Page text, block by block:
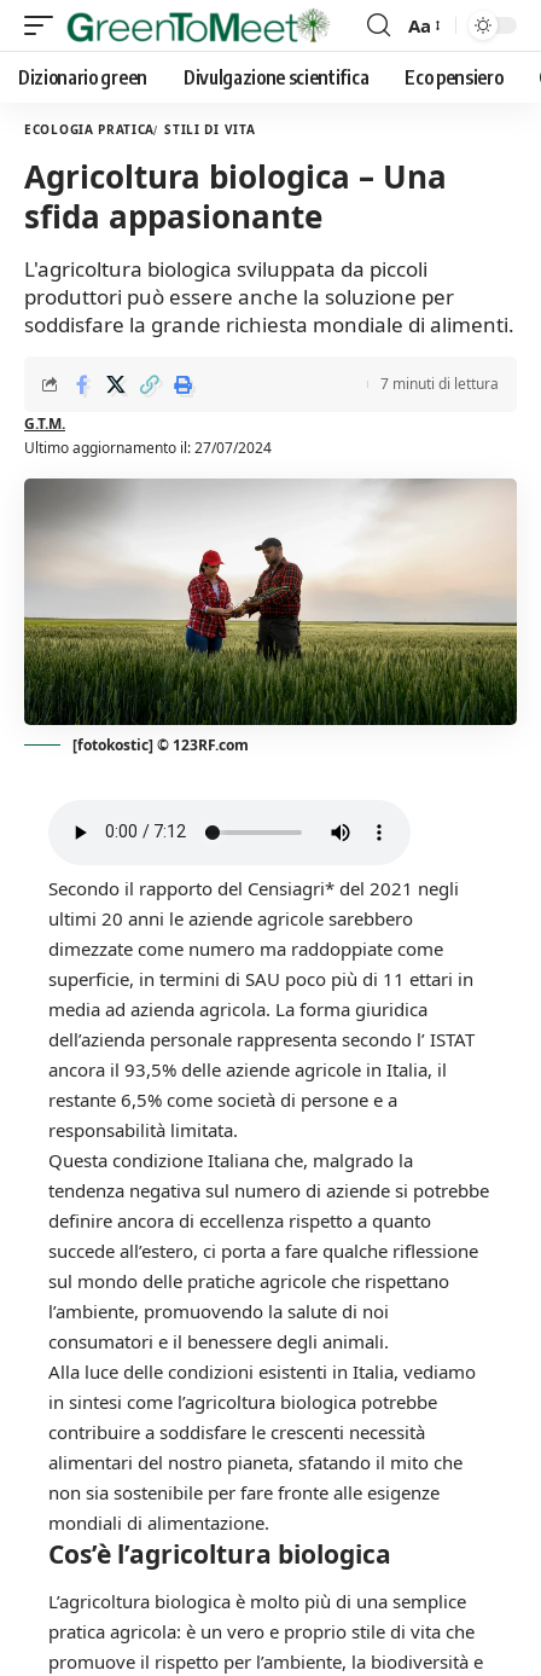
Font
Resizer
Aa
Dizionario green Divulgazione scientifica Eco pensiero
ECOLOGIA PRATICA STILI DI VITA
Agricoltura biologica – Una
sfida appasionante
L'agricoltura biologica sviluppata da piccoli
produttori può essere anche la soluzione per
soddisfare la grande richiesta mondiale di alimenti.
Ultimo aggiornamento il: 27/07/2024
G.T.M.
7 minuti di lettura
[fotokostic] © 123RF.com
Secondo il rapporto del Censiagri* del 2021 negli
ultimi 20 anni le aziende agricole sarebbero
dimezzate come numero ma raddoppiate come
superficie, in termini di SAU poco più di 11 ettari in
media ad azienda agricola. La forma giuridica
dell’azienda personale rappresenta secondo l’ ISTAT
ancora il 93,5% delle aziende agricole in Italia, il
restante 6,5% come società di persone e a
responsabilità limitata.
Questa condizione Italiana che, malgrado la
tendenza negativa sul numero di aziende si potrebbe
definire ancora di eccellenza rispetto a quanto
succede all’estero, ci porta a fare qualche riflessione
sul mondo delle pratiche agricole che rispettano
l’ambiente, promuovendo la salute di noi
consumatori e il benessere degli animali.
Alla luce delle condizioni esistenti in Italia, vediamo
in sintesi come l’agricoltura biologica potrebbe
contribuire a soddisfare le crescenti necessità
alimentari del nostro pianeta, sfatando il mito che
non sia sostenibile per fare fronte alle esigenze
mondiali di alimentazione.
Cos’è l’agricoltura biologica
L’agricoltura biologica è molto più di una semplice
pratica agricola: è un vero e proprio stile di vita che
promuove il rispetto per l’ambiente, la biodiversità e